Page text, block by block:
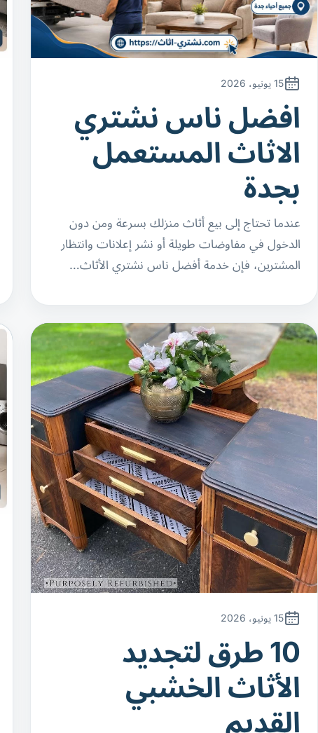
15 يونيو، 2026
افضل ناس نشتري
الاثاث المستعمل
بجدة
عندما تحتاج إلى بيع أثاث منزلك بسرعة ومن دون
الدخول في مفاوضات طويلة أو نشر إعلانات وانتظار
المشترين، فإن خدمة أفضل ناس نشتري الأثاث…
15 يونيو، 2026
10 طرق لتجديد
الأثاث الخشبي
القديم